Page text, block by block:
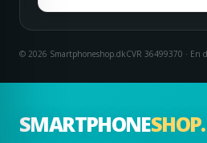
SMARTPHONE
© 2026 Smartphoneshop.dkCVR 36499370 · En